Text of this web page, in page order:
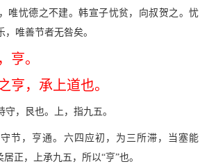
唯忧德之不建。韩宣子忧贫，向叔贺之。忧
唯善节者无咎矣。
亨。
亨，承上道也。
守，艮也。上，指九五。
守节，亨通。六四应初，为三所滞，当塞能
正，上承九五，所以“亨”也。